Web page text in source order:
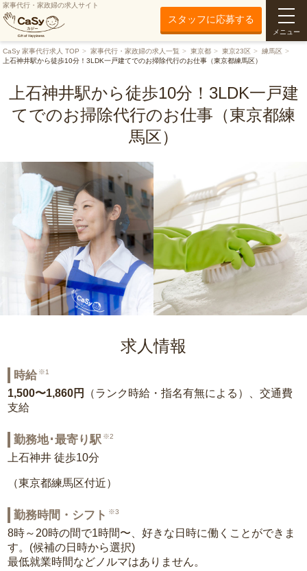
家事代行・家政婦の求人サイト
スタッフに応募する
メニュー
CaSy 家事代行求人 TOP 家事代行・家政婦の求人一覧 東京都 東京23区
練馬区
上石神井駅から徒歩10分！3LDK一戸建てでのお掃除代行のお仕事（東京都練馬区）
上石神井駅から徒歩10分！3LDK一戸建
てでのお掃除代行のお仕事（東京都練
馬区）
求人情報
時給 ※1
1,500〜1,860円
（ランク時給・指名有無による）、交通費
支給
勤務地･最寄り駅 ※2
上石神井 徒歩10分
（東京都練馬区付近）
勤務時間・シフト ※3
8時～20時の間で1時間〜、好きな日時に働くことができま
す。(候補の日時から選択)
最低就業時間などノルマはありません。